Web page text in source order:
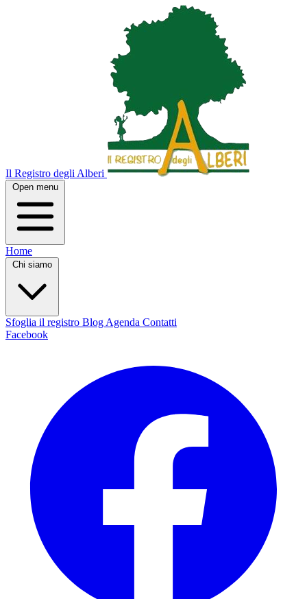
Il Registro degli Alberi
Open menu
Home
Chi siamo
Sfoglia il registro Blog Agenda Contatti
Facebook